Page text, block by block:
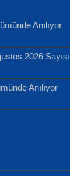
Anılıyor
2026 Sayısı
Anılıyor